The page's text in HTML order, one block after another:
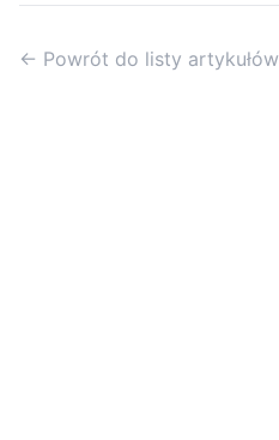
← Powrót do listy artykułów